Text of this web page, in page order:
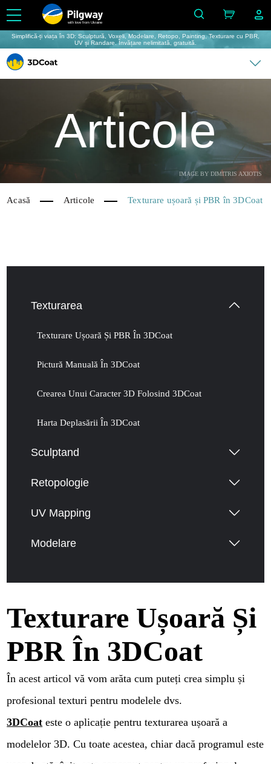
with love from Ukraine
Simplifică-ți viața în 3D: Sculptură, Voxeli, Modelare, Retopo, Painting, Texturare cu PBR,
UV și Randare. Învățare nelimitată, gratuită.
IMAGE BY DIMITRIS AXIOTIS
Articole
Acasă Articole Texturare ușoară și PBR în 3DCoat
Texturarea
Texturare Ușoară Și PBR În 3DCoat
Pictură Manuală În 3DCoat
Crearea Unui Caracter 3D Folosind 3DCoat
Harta Deplasării În 3DCoat
Sculptand
Retopologie
UV Mapping
Modelare
Texturare Ușoară Și
PBR În 3DCoat
În acest articol vă vom arăta cum puteți crea simplu și
profesional texturi pentru modelele dvs.
3DCoat este o aplicație pentru texturarea ușoară a
modelelor 3D. Cu toate acestea, chiar dacă programul este